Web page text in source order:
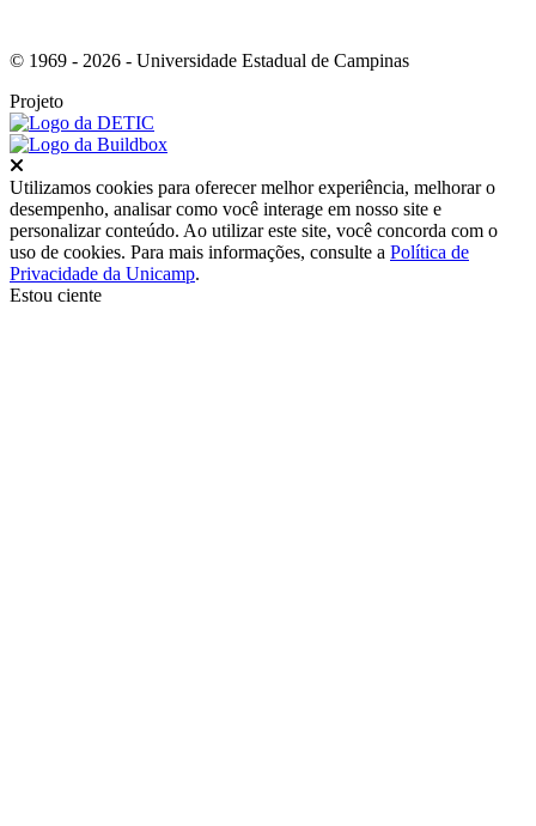
© 1969 - 2026 - Universidade Estadual de Campinas
Projeto
Utilizamos cookies para oferecer melhor experiência, melhorar o
desempenho, analisar como você interage em nosso site e
personalizar conteúdo. Ao utilizar este site, você concorda com o
uso de cookies. Para mais informações, consulte a Política de
Privacidade da Unicamp.
Estou ciente